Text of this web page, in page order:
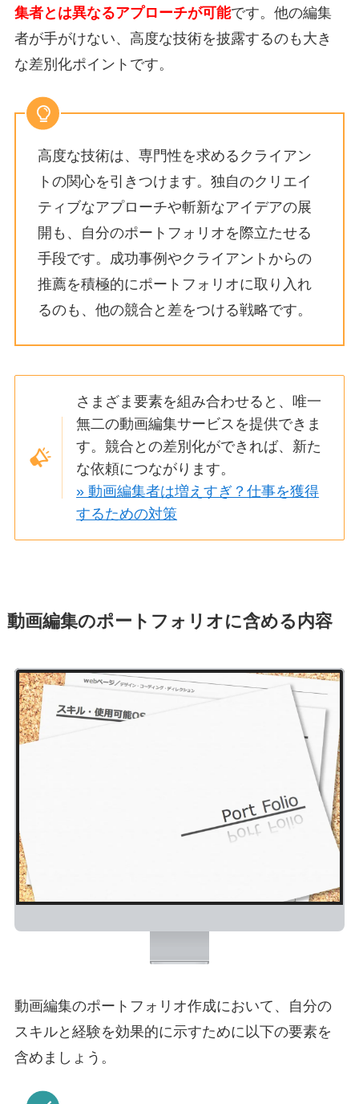
集者とは異なるアプローチが可能です。他の編集
者が手がけない、高度な技術を披露するのも大き
な差別化ポイントです。
高度な技術は、専門性を求めるクライアン
トの関心を引きつけます。独自のクリエイ
ティブなアプローチや斬新なアイデアの展
開も、自分のポートフォリオを際立たせる
手段です。成功事例やクライアントからの
推薦を積極的にポートフォリオに取り入れ
るのも、他の競合と差をつける戦略です。
さまざま要素を組み合わせると、唯一
無二の動画編集サービスを提供できま
す。競合との差別化ができれば、新た
な依頼につながります。
» 動画編集者は増えすぎ？仕事を獲得
するための対策
動画編集のポートフォリオに含める内容
動画編集のポートフォリオ作成において、自分の
スキルと経験を効果的に示すために以下の要素を
含めましょう。